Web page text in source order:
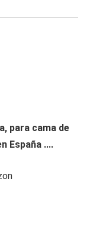
para cama de
España ....